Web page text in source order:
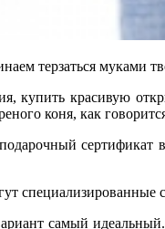
терзаться муками
купить красивую
коня, как
специализированные
самый